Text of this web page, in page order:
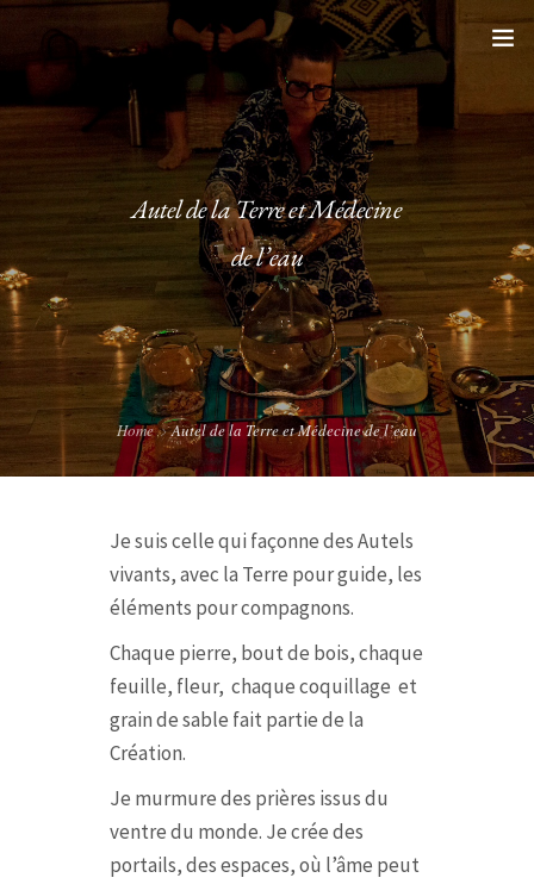
ACCUEIL
SONOTHÉRAPIE
PRESTATIONS
AUTEL DE LA TERRE ET MÉDECINE DE L’EAU
COLLABORATIONS
CONTACT
Autel de la Terre et Médecine
de l’eau
Home Autel de la Terre et Médecine de l’eau
Je suis celle qui façonne des Autels
vivants, avec la Terre pour guide, les
éléments pour compagnons.
Chaque pierre, bout de bois, chaque
feuille, fleur, chaque coquillage et
grain de sable fait partie de la
Création.
Je murmure des prières issus du
ventre du monde. Je crée des
portails, des espaces, où l’âme peut